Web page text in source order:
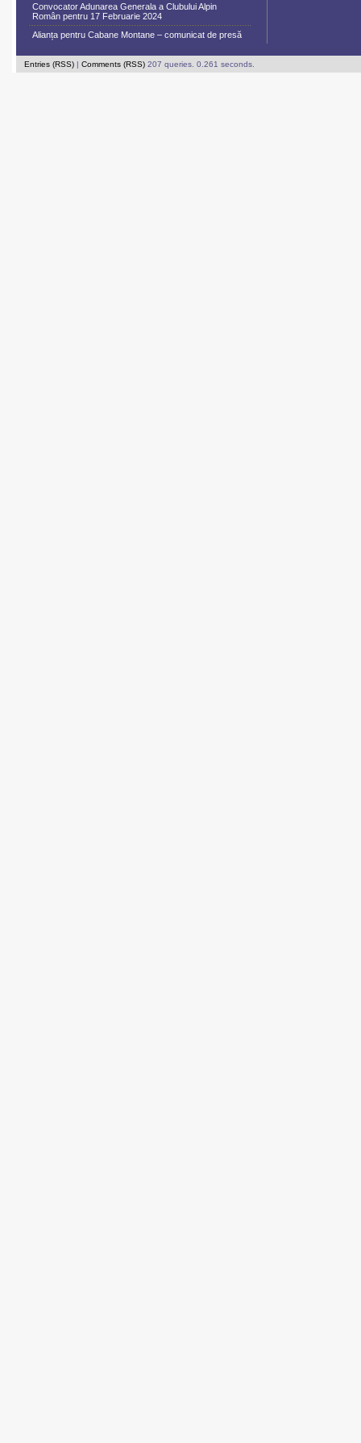
Convocator Adunarea Generala a Clubului Alpin
Român pentru 17 Februarie 2024
Alianța pentru Cabane Montane – comunicat de presă
Entries (RSS) | Comments (RSS) 207 queries. 0.261 seconds.